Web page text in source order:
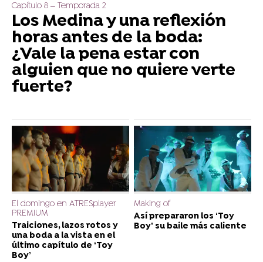
Capítulo 8 – Temporada 2
Los Medina y una reflexión
horas antes de la boda:
¿Vale la pena estar con
alguien que no quiere verte
fuerte?
El domingo en ATRESplayer
PREMIUM
Traiciones, lazos rotos y
una boda a la vista en el
último capítulo de ‘Toy
Boy’
Making of
Así prepararon los ‘Toy
Boy’ su baile más caliente